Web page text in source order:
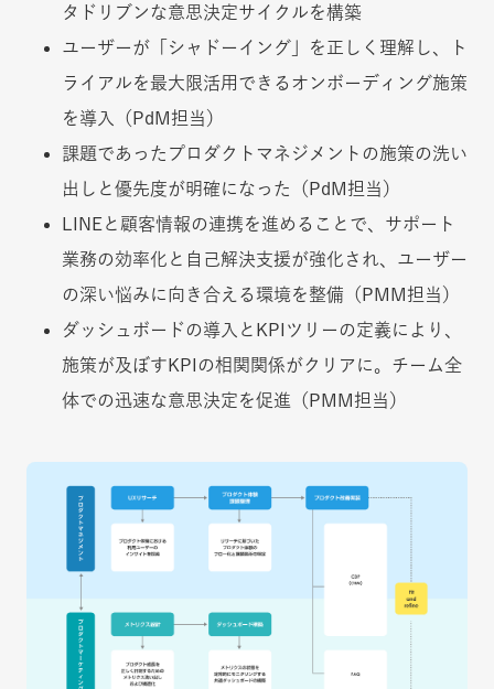
タドリブンな意思決定サイクルを構築
ユーザーが「シャドーイング」を正しく理解し、ト
ライアルを最大限活用できるオンボーディング施策
を導入（PdM担当）
課題であったプロダクトマネジメントの施策の洗い
出しと優先度が明確になった（PdM担当）
LINEと顧客情報の連携を進めることで、サポート
業務の効率化と自己解決支援が強化され、ユーザー
の深い悩みに向き合える環境を整備（PMM担当）
ダッシュボードの導入とKPIツリーの定義により、
施策が及ぼすKPIの相関関係がクリアに。チーム全
体での迅速な意思決定を促進（PMM担当）